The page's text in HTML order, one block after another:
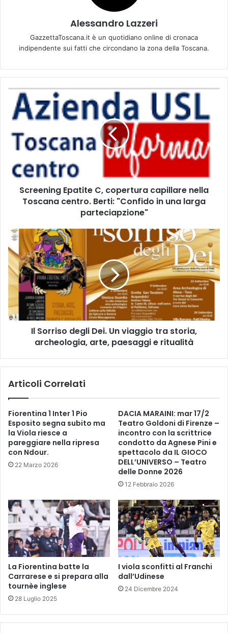
Alessandro Lazzeri
GazzettaToscana.it è un quotidiano online di cronaca
indipendente sui fatti che circondano la zona della Toscana.
e
n
e
C
,
c
p
e
r
c
i
l
l
a
r
e
l
l
a
T
o
s
c
a
n
a
Screening Epatite C, copertura capillare nella
Toscana centro. Berti: "Confido in una larga
parteciapzione"
l
S
o
r
r
i
s
o
D
.
U
n
v
a
i
o
t
r
a
s
t
o
r
i
Il Sorriso degli Dei. Un viaggio tra storia,
archeologia, arte, paesaggi e ritualità
Articoli Correlati
Fiorentina 1 Inter 1 Pio
Esposito segna subito ma
la Viola riesce a
pareggiare nella ripresa
con Ndour.
22 Marzo 2026
DACIA MARAINI: mar 17/2
Teatro Goldoni di Firenze –
incontro con la scrittrice
condotto da Agnese Pini e
spettacolo da IL GIOCO
DELL’UNIVERSO – Teatro
delle Donne 2026
12 Febbraio 2026
La Fiorentina batte la
Carrarese e si prepara alla
tournèe inglese
28 Luglio 2025
I viola sconfitti al Franchi
dall’Udinese
24 Dicembre 2024